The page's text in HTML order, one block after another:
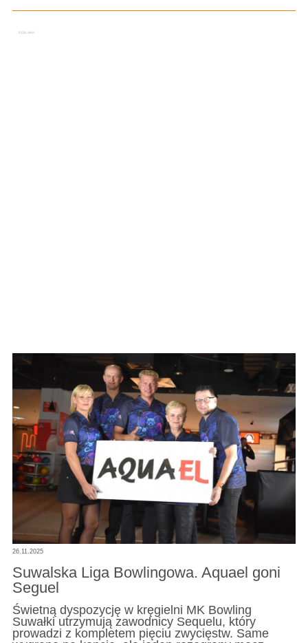
26.11.2025
Suwalska Liga Bowlingowa. Aquael goni
Seguel
Świetną dyspozycję w kręgielni MK Bowling
Suwałki utrzymują zawodnicy Sequelu, który
prowadzi z kompletem pięciu zwycięstw. Same